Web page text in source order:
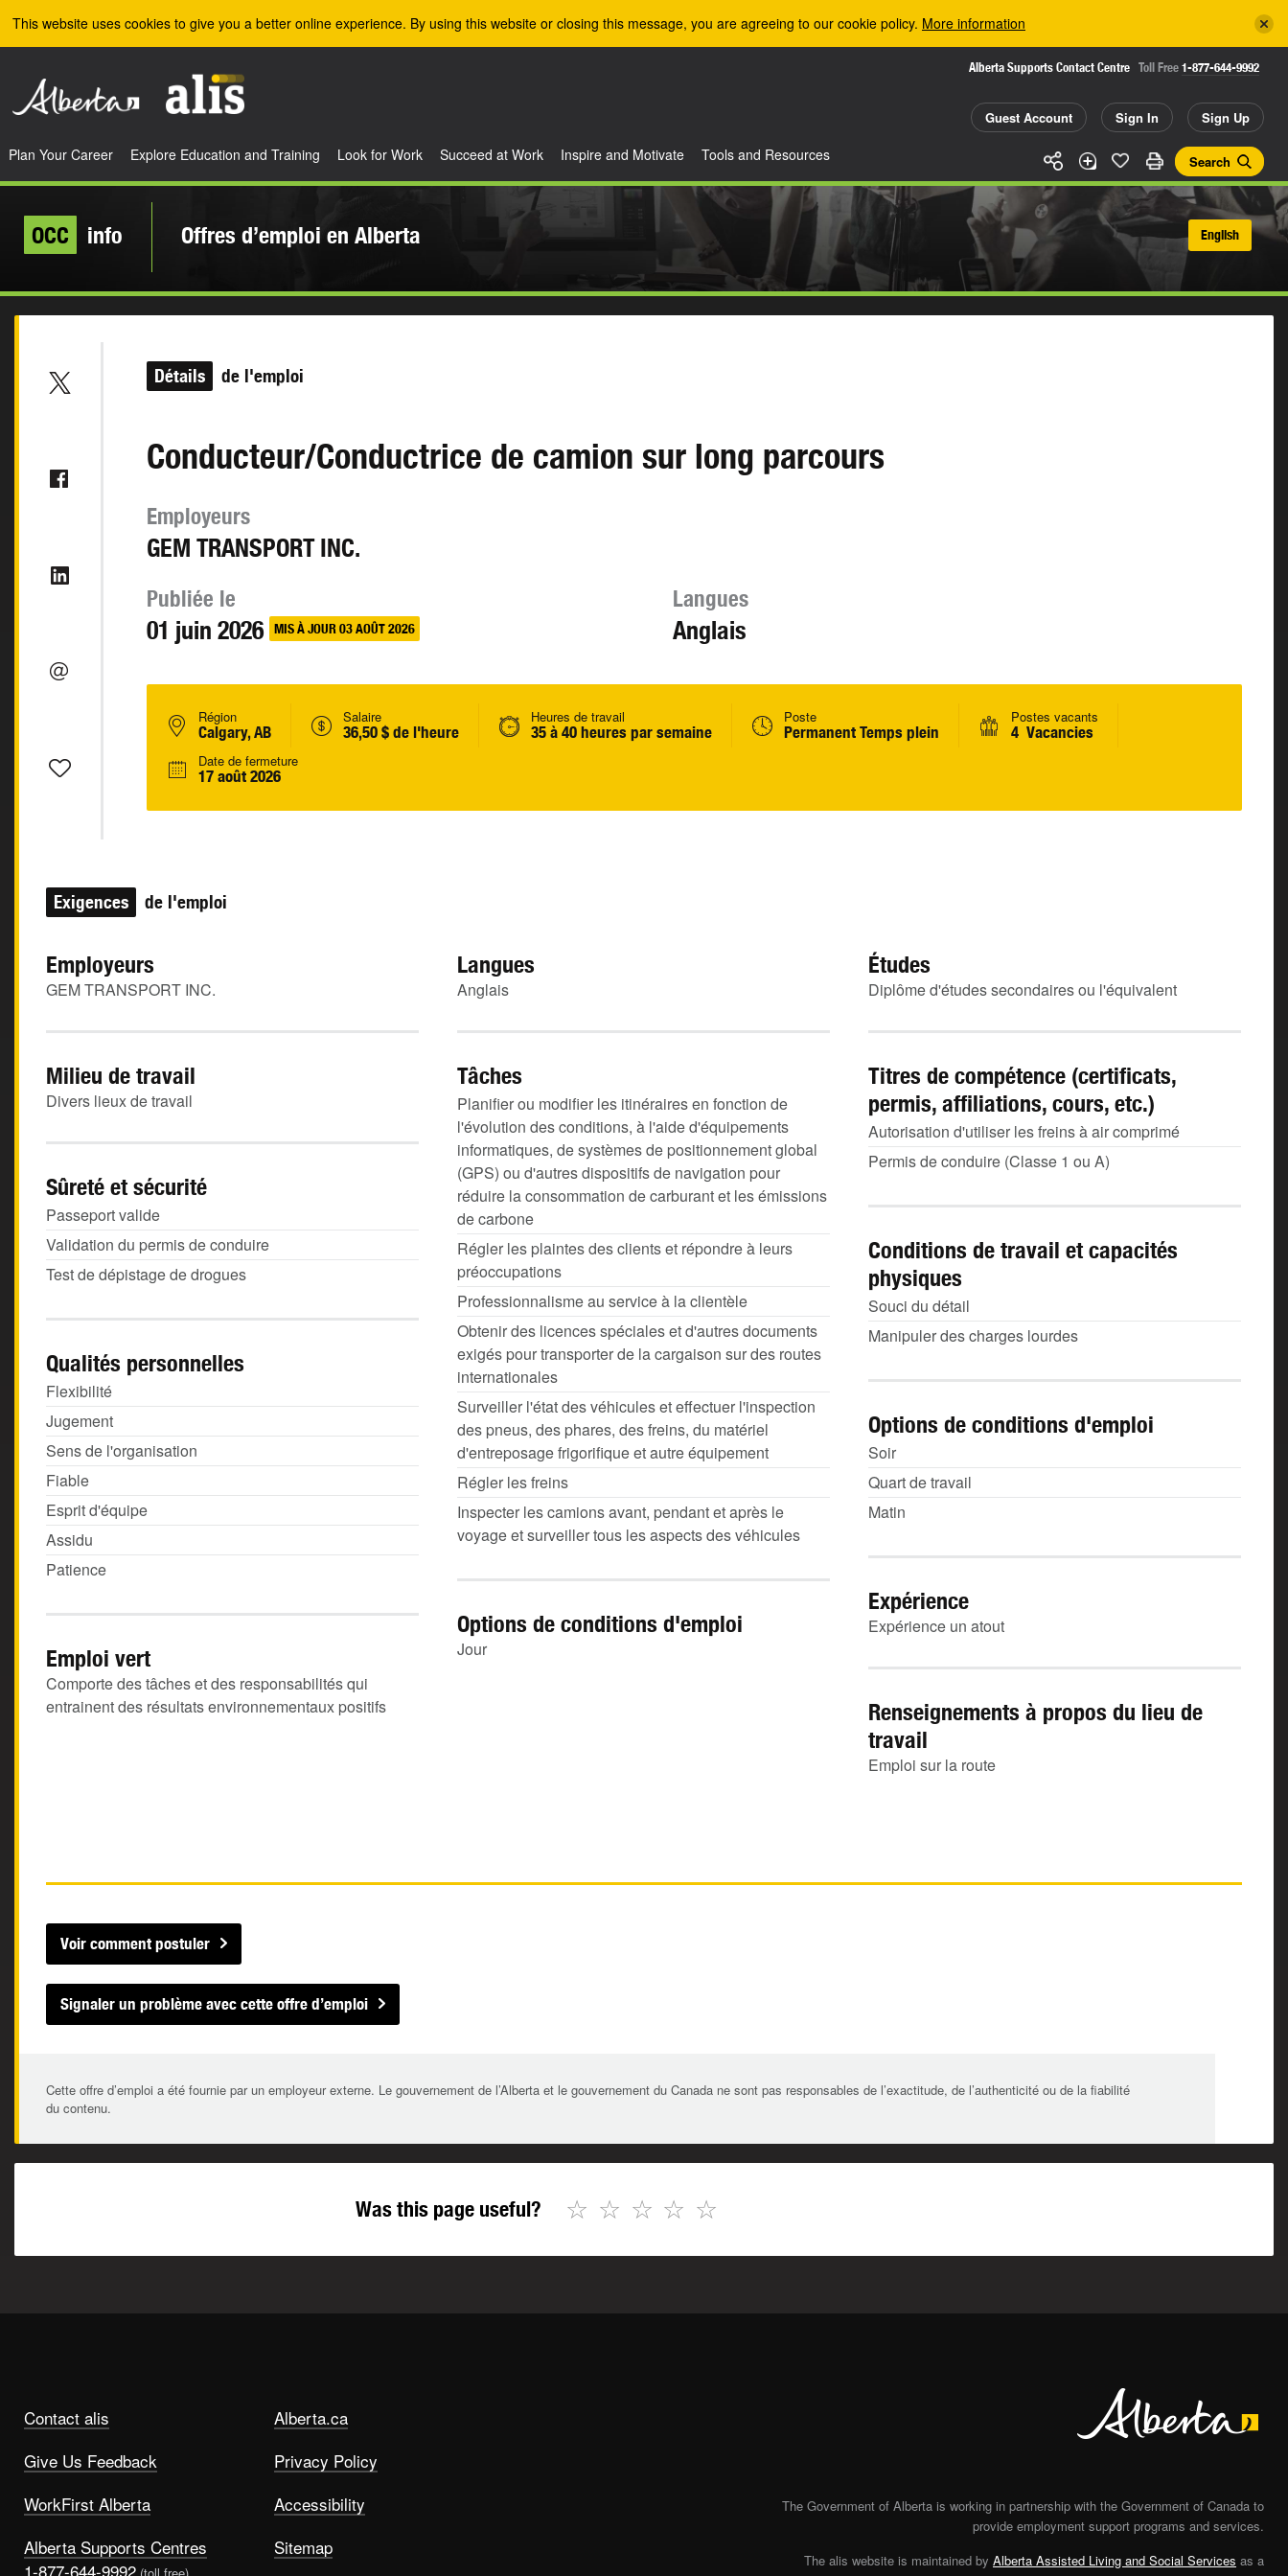
This website uses cookies to give you a better online experience. By using this website or closing this message, you are agreeing to our cookie policy. More information
Alberta Supports Contact Centre Toll Free 1-877-644-9992
Guest Account Sign In Sign Up
Search
Plan Your Career Explore Education and Training Look for Work Succeed at Work Inspire and Motivate Tools and Resources
OCC info Offres d’emploi en Alberta English
Détails de l'emploi
Conducteur/Conductrice de camion sur long parcours
Employeurs
GEM TRANSPORT INC.
Publiée le
01 juin 2026 MIS À JOUR 03 AOÛT 2026
Langues
Anglais
Région
Calgary, AB
Salaire
36,50 $ de l'heure
Heures de travail
35 à 40 heures par semaine
Poste
Permanent Temps plein
Postes vacants
4 Vacancies
Date de fermeture
17 août 2026
Exigences de l'emploi
Employeurs
GEM TRANSPORT INC.
Langues
Anglais
Études
Diplôme d'études secondaires ou l'équivalent
Milieu de travail
Divers lieux de travail
Tâches
Planifier ou modifier les itinéraires en fonction de
l'évolution des conditions, à l'aide d'équipements
informatiques, de systèmes de positionnement global
(GPS) ou d'autres dispositifs de navigation pour
réduire la consommation de carburant et les émissions
de carbone
Régler les plaintes des clients et répondre à leurs
préoccupations
Professionnalisme au service à la clientèle
Obtenir des licences spéciales et d'autres documents
exigés pour transporter de la cargaison sur des routes
internationales
Surveiller l'état des véhicules et effectuer l'inspection
des pneus, des phares, des freins, du matériel
d'entreposage frigorifique et autre équipement
Régler les freins
Inspecter les camions avant, pendant et après le
voyage et surveiller tous les aspects des véhicules
Titres de compétence (certificats,
permis, affiliations, cours, etc.)
Autorisation d'utiliser les freins à air comprimé
Permis de conduire (Classe 1 ou A)
Sûreté et sécurité
Passeport valide
Validation du permis de conduire
Test de dépistage de drogues
Conditions de travail et capacités
physiques
Souci du détail
Manipuler des charges lourdes
Qualités personnelles
Flexibilité
Jugement
Sens de l'organisation
Fiable
Esprit d'équipe
Assidu
Patience
Options de conditions d'emploi
Soir
Quart de travail
Matin
Expérience
Expérience un atout
Options de conditions d'emploi
Jour
Emploi vert
Comporte des tâches et des responsabilités qui
entrainent des résultats environnementaux positifs
Renseignements à propos du lieu de
travail
Emploi sur la route
Voir comment postuler
Signaler un problème avec cette offre d’emploi
Cette offre d’emploi a été fournie par un employeur externe. Le gouvernement de l’Alberta et le gouvernement du Canada ne sont pas responsables de l’exactitude, de l’authenticité ou de la fiabilité
du contenu.
Was this page useful? ☆
☆
☆
☆
☆
Contact alis
Give Us Feedback
WorkFirst Alberta
Alberta Supports Centres
1-877-644-9992
Alberta.ca
Privacy Policy
Accessibility
Sitemap
The Government of Alberta is working in partnership with the Government of Canada to
provide employment support programs and services.
The alis website is maintained by Alberta Assisted Living and Social Services as a